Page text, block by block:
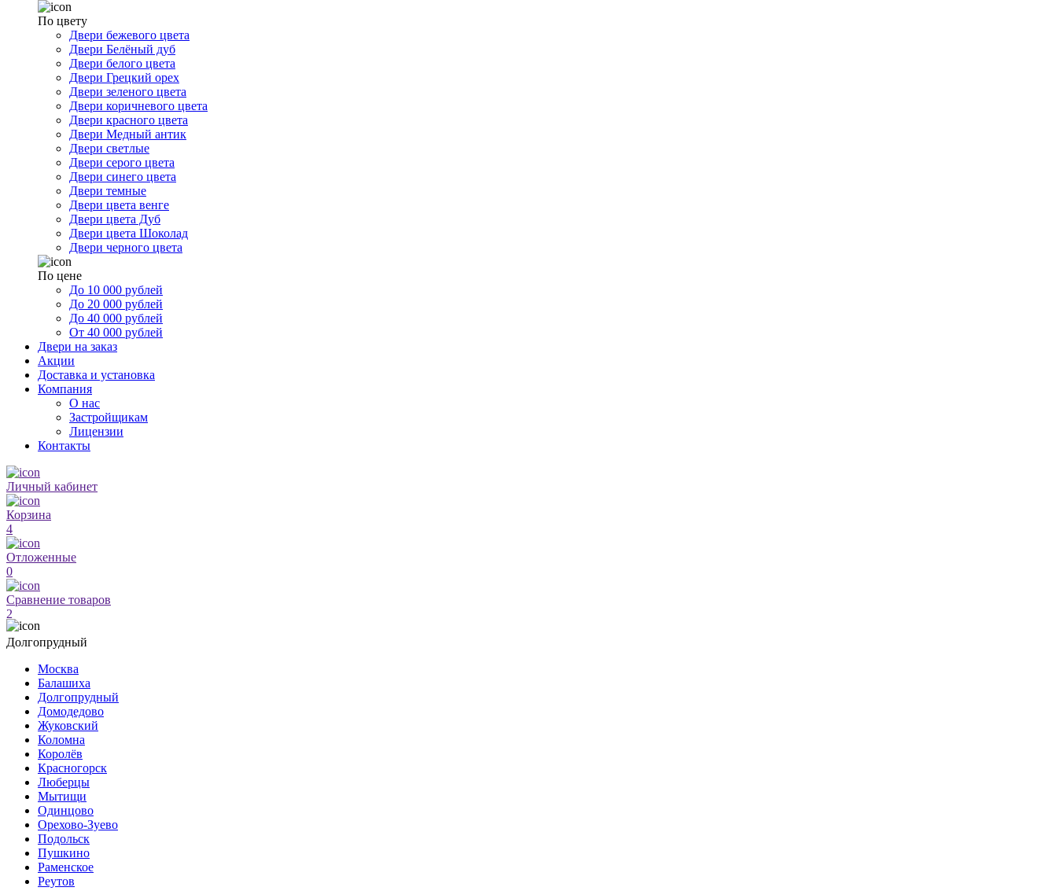
По цвету
Двери бежевого цвета
Двери Белёный дуб
Двери белого цвета
Двери Грецкий орех
Двери зеленого цвета
Двери коричневого цвета
Двери красного цвета
Двери Медный антик
Двери светлые
Двери серого цвета
Двери синего цвета
Двери темные
Двери цвета венге
Двери цвета Дуб
Двери цвета Шоколад
Двери черного цвета
По цене
До 10 000 рублей
До 20 000 рублей
До 40 000 рублей
От 40 000 рублей
Двери на заказ
Акции
Доставка и установка
Компания
О нас
Застройщикам
Лицензии
Контакты
Личный кабинет
Корзина
4
Отложенные
0
Сравнение товаров
2
Долгопрудный
Москва
Балашиха
Долгопрудный
Домодедово
Жуковский
Коломна
Королёв
Красногорск
Люберцы
Мытищи
Одинцово
Орехово-Зуево
Подольск
Пушкино
Раменское
Реутов